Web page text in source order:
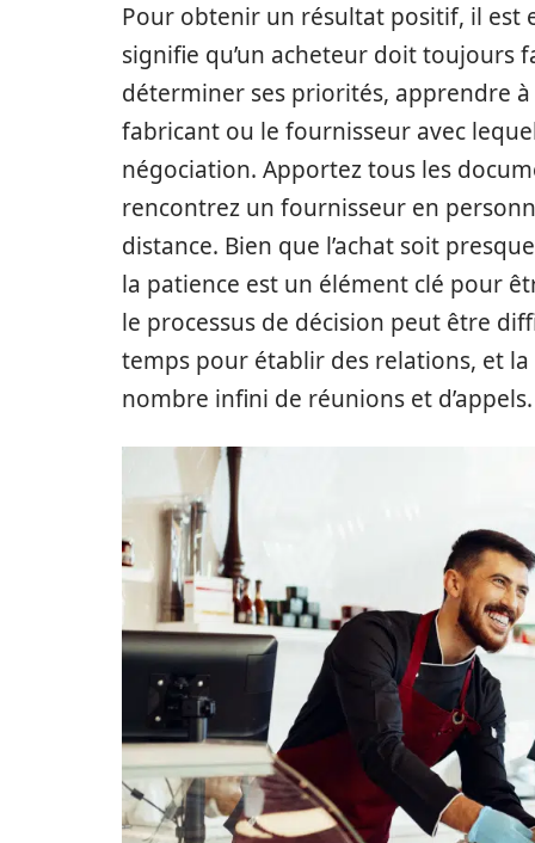
Pour obtenir un résultat positif, il est
signifie qu’un acheteur doit toujours
déterminer ses priorités, apprendre
fabricant ou le fournisseur avec
négociation. Apportez tous les
rencontrez un fournisseur en
distance. Bien que l’achat soit
la patience est un élément clé pour
le processus de décision peut être
temps pour établir des relations, et
nombre infini de réunions et d’appels.